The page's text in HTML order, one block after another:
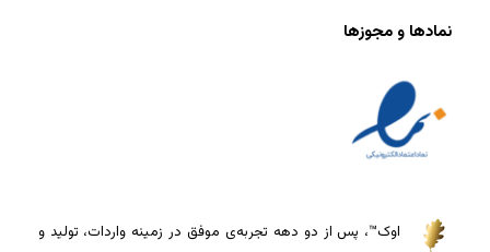
نمادها و مجوزها
اوک™، پس از دو دهه تجربه‌ی موفق در زمینه واردات، تولید و